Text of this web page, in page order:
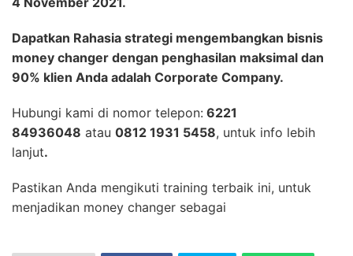
Dapatkan Rahasia strategi mengembangkan bisnis
money changer dengan penghasilan maksimal dan
90% klien Anda adalah Corporate Company.
Hubungi kami di nomor telepon: 6221
84936048 atau 0812 1931 5458, untuk info lebih
lanjut.
Pastikan Anda mengikuti training terbaik ini, untuk
menjadikan money changer sebagai